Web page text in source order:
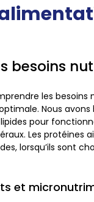
besoins
les
Nous
pour
Les protéines
lorsqu’ils sont
et